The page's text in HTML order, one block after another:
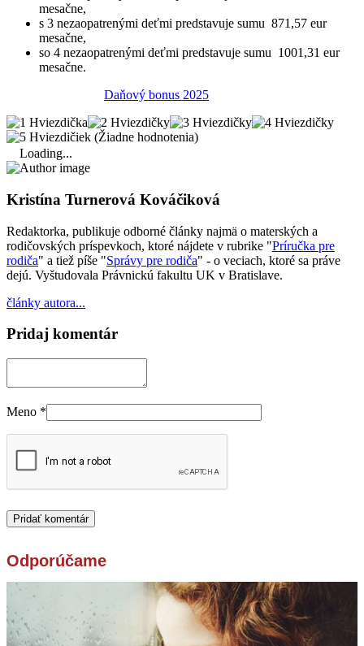
mesačne,
s 3 nezaopatrenými deťmi predstavuje sumu 871,57 eur
mesačne,
so 4 nezaopatrenými deťmi predstavuje sumu 1001,31 eur
mesačne.
Daňový bonus 2025
(Žiadne hodnotenia)
Loading...
Kristína Turnerová Kováčiková
Redaktorka, publikuje odborné články najmä o materských a
rodičovských príspevkoch, ktoré nájdete v rubrike "Príručka pre
rodiča" a tiež píše "Správy pre rodiča" - o veciach, ktoré sa práve
dejú. Vyštudovala Právnickú fakultu UK v Bratislave.
články autora...
Pridaj komentár
Meno *
Odporúčame